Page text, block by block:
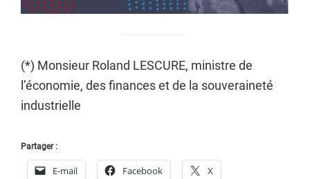
(*) Monsieur Roland LESCURE, ministre de
l’économie, des finances et de la souveraineté
industrielle
Partager :
E-mail Facebook X